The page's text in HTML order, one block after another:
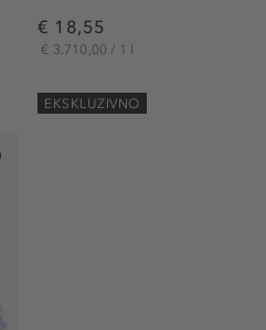
€ 18,55
€ 3.710,00 / 1 l
EKSKLUZIVNO